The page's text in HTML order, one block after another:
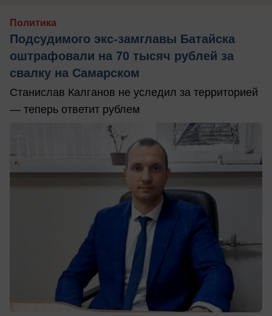
Политика
Подсудимого экс-замглавы Батайска
оштрафовали на 70 тысяч рублей за
свалку на Самарском
Станислав Калганов не уследил за территорией
— теперь ответит рублем